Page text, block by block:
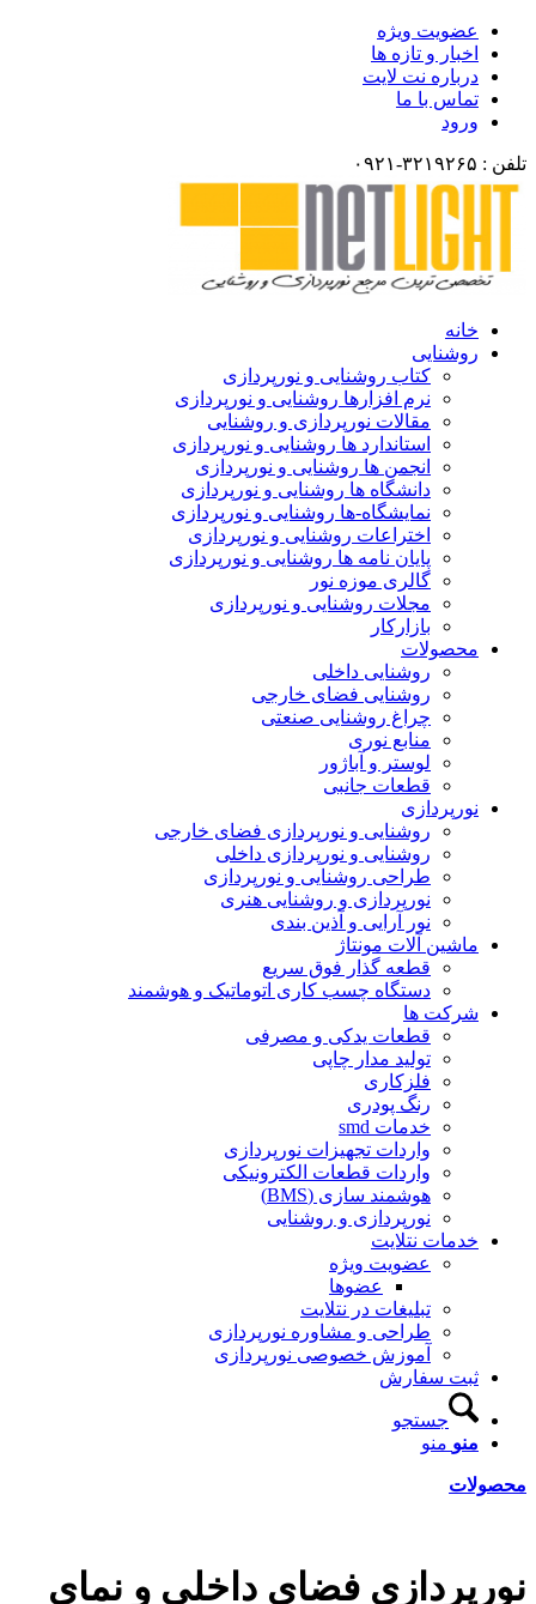
عضویت ویژه
اخبار و تازه ها
درباره نت لایت
تماس با ما
ورود
تلفن : ۳۲۱۹۲۶۵-۰۹۲۱
خانه
روشنایی
کتاب روشنایی و نورپردازی
نرم افزارها روشنایی و نورپردازی
مقالات نورپردازی و روشنایی
استاندارد ها روشنایی و نورپردازی
انجمن ها روشنایی و نورپردازی
دانشگاه ها روشنایی و نورپردازی
نمایشگاه-ها روشنایی و نورپردازی
اختراعات روشنایی و نورپردازی
پایان نامه ها روشنایی و نورپردازی
گالری موزه نور
مجلات روشنایی و نورپردازی
بازارکار
محصولات
روشنایی داخلی
روشنایی فضای خارجی
چراغ روشنایی صنعتی
منابع نوری
لوستر و آباژور
قطعات جانبی
نورپردازی
روشنایی و نورپردازی فضای خارجی
روشنایی و نورپردازی داخلی
طراحی روشنایی و نورپردازی
نورپردازی و روشنایی هنری
نور آرایی و آذین بندی
ماشین آلات مونتاژ
قطعه گذار فوق سریع
دستگاه چسب کاری اتوماتیک و هوشمند
شرکت ها
قطعات یدکی و مصرفی
تولید مدار چاپی
فلزکاری
رنگ پودری
خدمات smd
واردات تجهیزات نورپردازی
واردات قطعات الکترونیکی
هوشمند سازی (BMS)
نورپردازی و روشنایی
خدمات نتلایت
عضویت ویژه
عضوها
تبلیغات در نتلایت
طراحی و مشاوره نورپردازی
آموزش خصوصی نورپردازی
ثبت سفارش
جستجو
منو منو
محصولات
نورپردازی فضای داخلی و نمای